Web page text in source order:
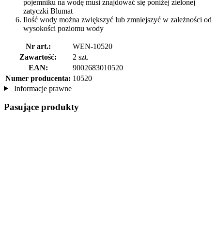
pojemniku na wodę musi znajdować się poniżej zielonej
zatyczki Blumat
Ilość wody można zwiększyć lub zmniejszyć w zależności od
wysokości poziomu wody
Nr art.:
WEN-10520
Zawartość:
2 szt.
EAN:
9002683010520
Numer producenta: 10520
Informacje prawne
Pasujące produkty